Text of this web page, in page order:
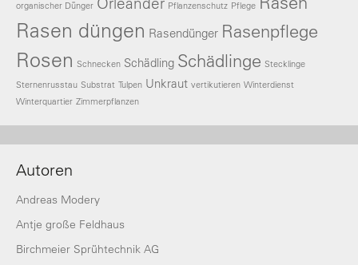
organischer Dünger Pflanzenschutz Pflege
Rasen düngen Rasendünger Rasenpflege
Rosen Schnecken Schädling Schädlinge Stecklinge
Sternenrusstau Substrat Tulpen Unkraut vertikutieren Winterdienst
Winterquartier Zimmerpflanzen
Autoren
Andreas Modery
Antje große Feldhaus
Birchmeier Sprühtechnik AG